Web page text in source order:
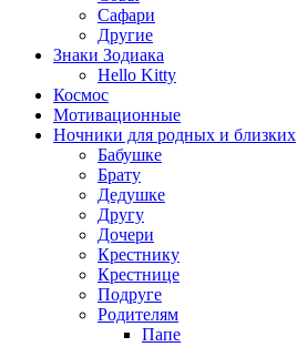
Сафари
Другие
Знаки Зодиака
Hello Kitty
Космос
Мотивационные
Ночники для родных и близких
Бабушке
Брату
Дедушке
Другу
Дочери
Крестнику
Крестнице
Подруге
Родителям
Папе